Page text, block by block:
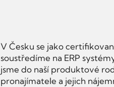
V Česku se jako
soustředíme na ERP
jsme do naší produktové
pronajímatele a jejich